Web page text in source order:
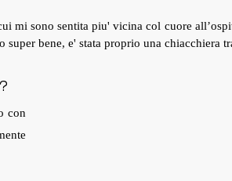
mi sono sentita piu' vicina col cuore
bene, e' stata proprio una chiacchiera
con